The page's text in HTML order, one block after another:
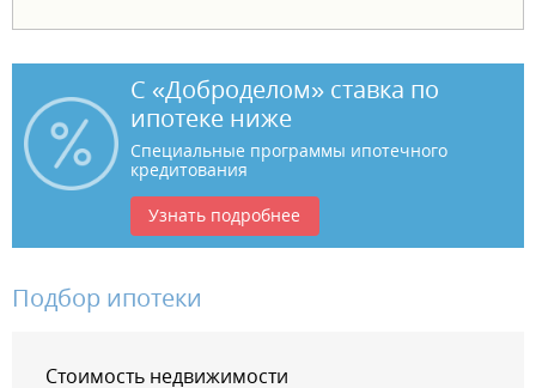
С «Доброделом» ставка по
ипотеке ниже
Специальные программы ипотечного
кредитования
Узнать подробнее
Подбор ипотеки
Стоимость недвижимости